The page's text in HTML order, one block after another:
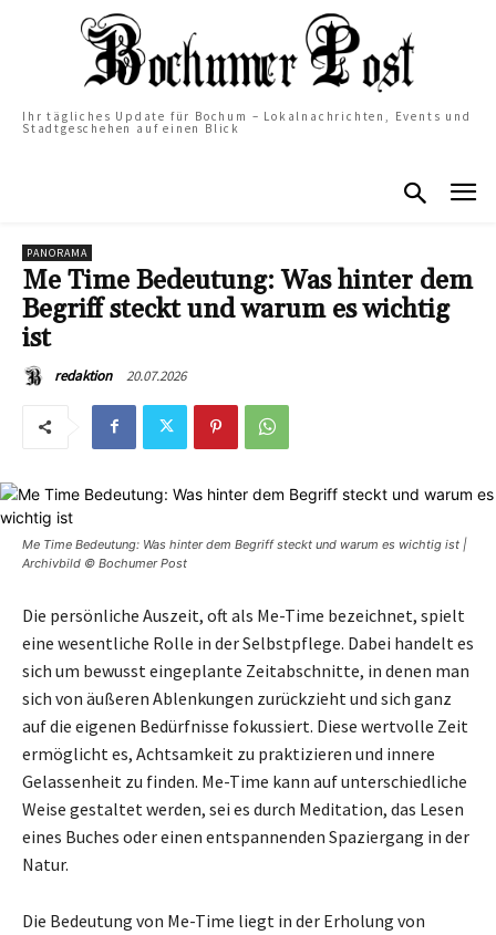
Ihr tägliches Update für Bochum – Lokalnachrichten, Events und
Stadtgeschehen auf einen Blick
PANORAMA
Me Time Bedeutung: Was hinter dem
Begriff steckt und warum es wichtig
ist
redaktion 20.07.2026
Me Time Bedeutung: Was hinter dem Begriff steckt und warum es wichtig ist |
Archivbild © Bochumer Post
Die persönliche Auszeit, oft als Me-Time bezeichnet, spielt
eine wesentliche Rolle in der Selbstpflege. Dabei handelt es
sich um bewusst eingeplante Zeitabschnitte, in denen man
sich von äußeren Ablenkungen zurückzieht und sich ganz
auf die eigenen Bedürfnisse fokussiert. Diese wertvolle Zeit
ermöglicht es, Achtsamkeit zu praktizieren und innere
Gelassenheit zu finden. Me-Time kann auf unterschiedliche
Weise gestaltet werden, sei es durch Meditation, das Lesen
eines Buches oder einen entspannenden Spaziergang in der
Natur.
Die Bedeutung von Me-Time liegt in der Erholung von